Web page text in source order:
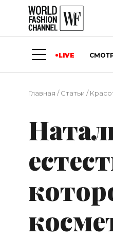
LIVE
Главная /Статьи /